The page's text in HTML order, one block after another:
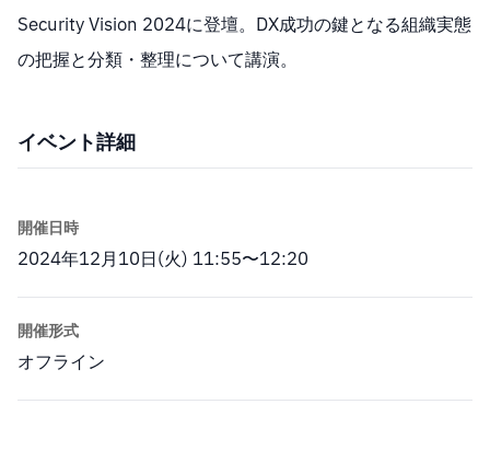
Security Vision 2024に登壇。DX成功の鍵となる組織実態
の把握と分類・整理について講演。
イベント詳細
開催日時
2024年12月10日(火) 11:55〜12:20
開催形式
オフライン